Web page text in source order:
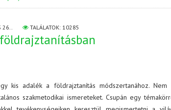
26.. TALÁLATOK: 10285
kis adalék a földrajztanítás módszertanához. Nem
szakmetodikai ismereteket. Csupán egy